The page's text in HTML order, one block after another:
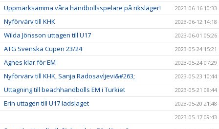
Uppmärksamma våra handbollsspelare på riksläger! 2023-06-16 10:33
Nyförvärv till KHK 2023-06-12 14:18
Wilda Jönsson uttagen till U17 2023-06-01 05:26
ATG Svenska Cupen 23/24 2023-05-24 15:21
Agnes klar för EM 2023-05-24 07:29
Nyförvärv till KHK, Sanja Radosavljevi&#263; 2023-05-23 10:44
Uttagning till beachhandbolls EM i Turkiet 2023-05-21 08:44
Erin uttagen till U17 ladslaget
2023-05-20 21:48
2023-05-17 09:43